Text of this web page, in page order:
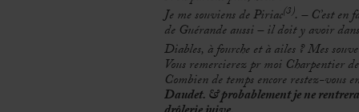
Je me souviens de Piriac(3). – C’est en
de Guérande aussi – il doit y avoir
Diables, à fourche et à ailes ? Mes
Vous remercierez pr moi Charpentier
Combien de temps encore restez-vous
Daudet. & probablement je ne